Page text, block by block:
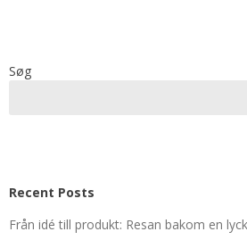
Søg
Recent Posts
Från idé till produkt: Resan bakom en